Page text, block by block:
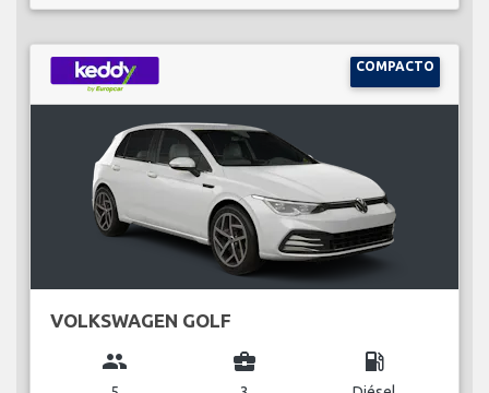
COMPACTO
VOLKSWAGEN GOLF
group business_center local_gas_station